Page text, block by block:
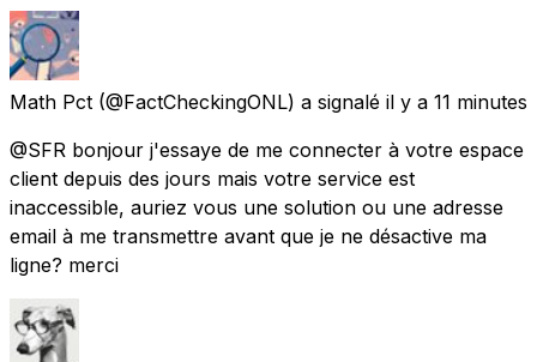
Math Pct (@FactCheckingONL) a signalé il y a 11 minutes
@SFR bonjour j'essaye de me connecter à votre espace
client depuis des jours mais votre service est
inaccessible, auriez vous une solution ou une adresse
email à me transmettre avant que je ne désactive ma
ligne? merci